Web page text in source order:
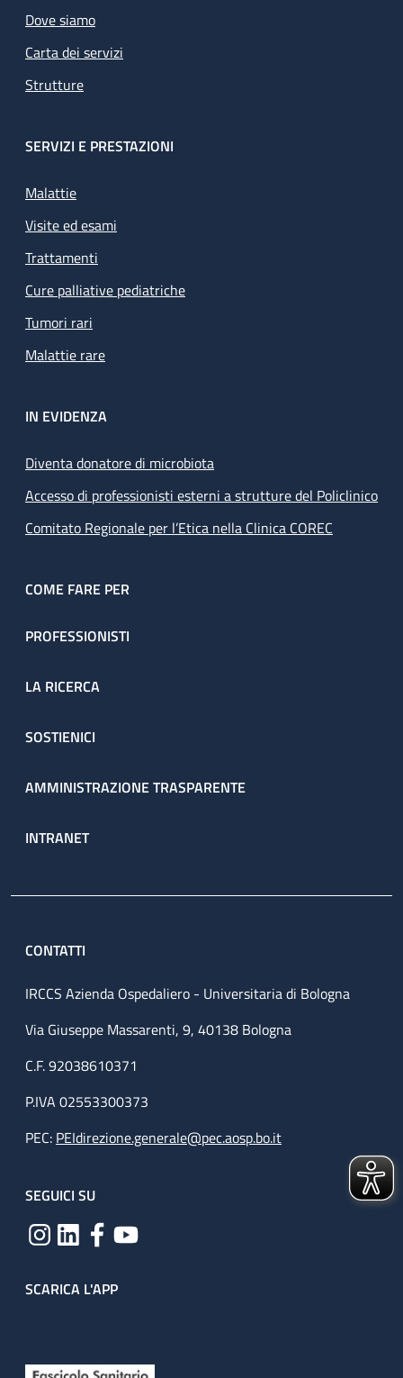
Dove siamo
Carta dei servizi
Strutture
SERVIZI E PRESTAZIONI
Malattie
Visite ed esami
Trattamenti
Cure palliative pediatriche
Tumori rari
Malattie rare
IN EVIDENZA
Diventa donatore di microbiota
Accesso di professionisti esterni a strutture del Policlinico
Comitato Regionale per l’Etica nella Clinica COREC
COME FARE PER
PROFESSIONISTI
LA RICERCA
SOSTIENICI
AMMINISTRAZIONE TRASPARENTE
INTRANET
CONTATTI
IRCCS Azienda Ospedaliero - Universitaria di Bologna
Via Giuseppe Massarenti, 9, 40138 Bologna
C.F. 92038610371
P.IVA 02553300373
PEC: PEIdirezione.generale@pec.aosp.bo.it
SEGUICI SU
SCARICA L'APP